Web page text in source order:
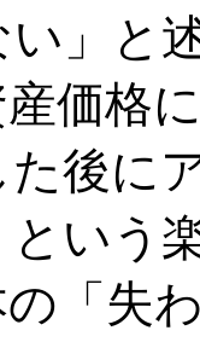
」と
産価格
後に
いう
「失